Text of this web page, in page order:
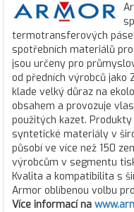
termotransferových
spotřebních materiálů pro
jsou určeny pro
od předních výrobců jako
klade velký důraz na
obsahem a provozuje
použitých kazet.
syntetické materiály v
působí ve více než 150
výrobcům v segmentu
Kvalita a kompatibilita s
Armor oblíbenou volbu
Více informací na